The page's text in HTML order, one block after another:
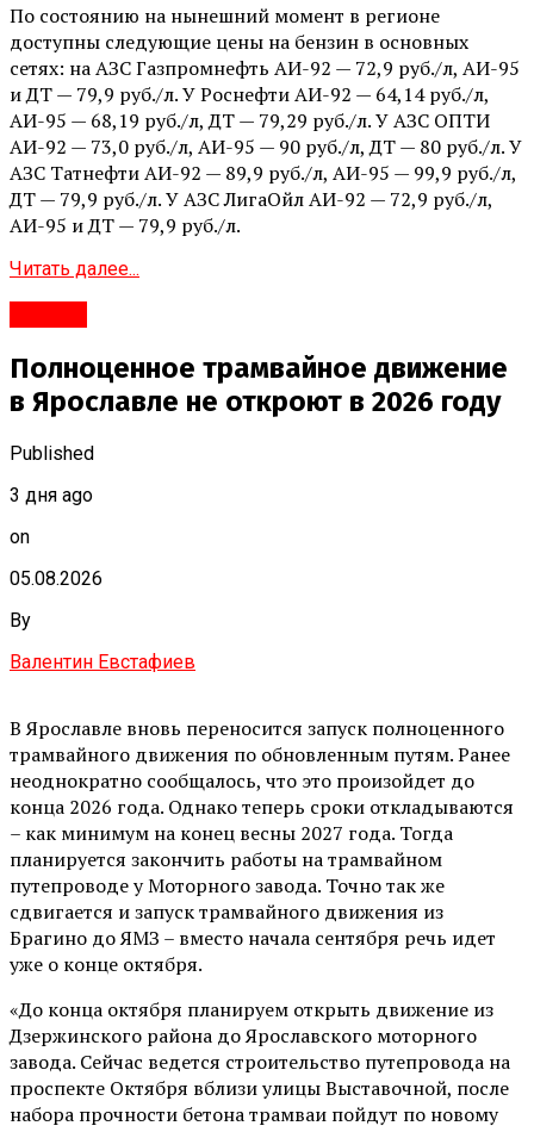
По состоянию на нынешний момент в регионе
доступны следующие цены на бензин в основных
сетях: на АЗС Газпромнефть АИ-92 — 72,9 руб./л, АИ-95
и ДТ — 79,9 руб./л. У Роснефти АИ-92 — 64,14 руб./л,
АИ-95 — 68,19 руб./л, ДТ — 79,29 руб./л. У АЗС ОПТИ
АИ-92 — 73,0 руб./л, АИ-95 — 90 руб./л, ДТ — 80 руб./л. У
АЗС Татнефти АИ-92 — 89,9 руб./л, АИ-95 — 99,9 руб./л,
ДТ — 79,9 руб./л. У АЗС ЛигаОйл АИ-92 — 72,9 руб./л,
АИ-95 и ДТ — 79,9 руб./л.
Читать далее...
Полноценное трамвайное движение
в Ярославле не откроют в 2026 году
Published
3 дня ago
on
05.08.2026
By
Валентин Евстафиев
В Ярославле вновь переносится запуск полноценного
трамвайного движения по обновленным путям. Ранее
неоднократно сообщалось, что это произойдет до
конца 2026 года. Однако теперь сроки откладываются
– как минимум на конец весны 2027 года. Тогда
планируется закончить работы на трамвайном
путепроводе у Моторного завода. Точно так же
сдвигается и запуск трамвайного движения из
Брагино до ЯМЗ – вместо начала сентября речь идет
уже о конце октября.
«До конца октября планируем открыть движение из
Дзержинского района до Ярославского моторного
завода. Сейчас ведется строительство путепровода на
проспекте Октября вблизи улицы Выставочной, после
набора прочности бетона трамваи пойдут по новому